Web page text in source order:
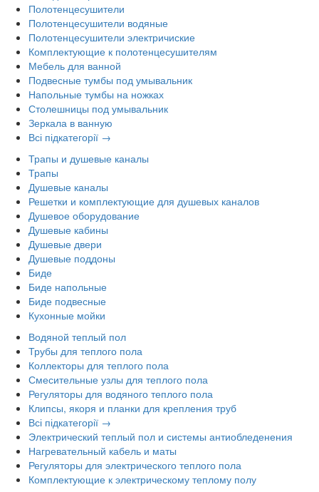
Полотенцесушители
Полотенцесушители водяные
Полотенцесушители электричиские
Комплектующие к полотенцесушителям
Мебель для ванной
Подвесные тумбы под умывальник
Напольные тумбы на ножках
Столешницы под умывальник
Зеркала в ванную
Всі підкатегорії →
Трапы и душевые каналы
Трапы
Душевые каналы
Решетки и комплектующие для душевых каналов
Душевое оборудование
Душевые кабины
Душевые двери
Душевые поддоны
Биде
Биде напольные
Биде подвесные
Кухонные мойки
Водяной теплый пол
Трубы для теплого пола
Коллекторы для теплого пола
Смесительные узлы для теплого пола
Регуляторы для водяного теплого пола
Клипсы, якоря и планки для крепления труб
Всі підкатегорії →
Электрический теплый пол и системы антиобледенения
Нагревательный кабель и маты
Регуляторы для электрического теплого пола
Комплектующие к электрическому теплому полу